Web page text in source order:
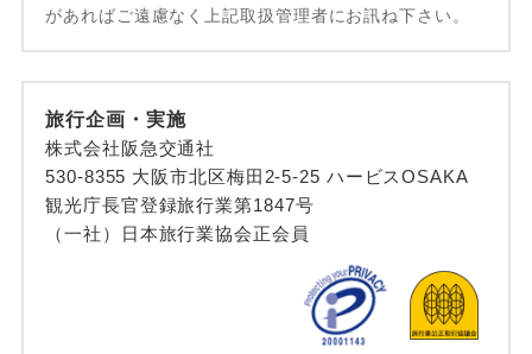
があればご遠慮なく上記取扱管理者にお訊ね下さい。
旅行企画・実施
株式会社阪急交通社
530-8355 大阪市北区梅田2-5-25 ハービスOSAKA
観光庁長官登録旅行業第1847号
（一社）日本旅行業協会正会員